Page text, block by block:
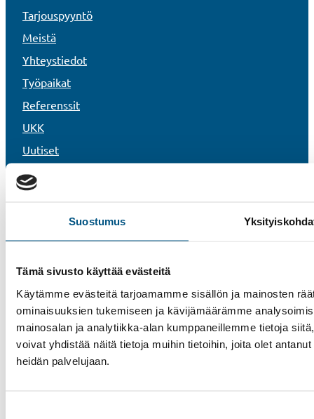
Suostumus
Tämä sivusto käyttää evästeitä
Käytämme evästeitä tarjoamamme sisällön ja mainosten
ominaisuuksien tukemiseen ja kävijämäärämme
mainosalan ja analytiikka-alan kumppaneillemme tietoja
voivat yhdistää näitä tietoja muihin tietoihin, joita olet
heidän palvelujaan.
Tarjouspyyntö
Meistä
Yhteystiedot
Työpaikat
Referenssit
UKK
Uutiset
Vastuullisuus
Rekisteri- ja tietosuojaseloste
Tietoa evästeistä
Whistleblower-kanava